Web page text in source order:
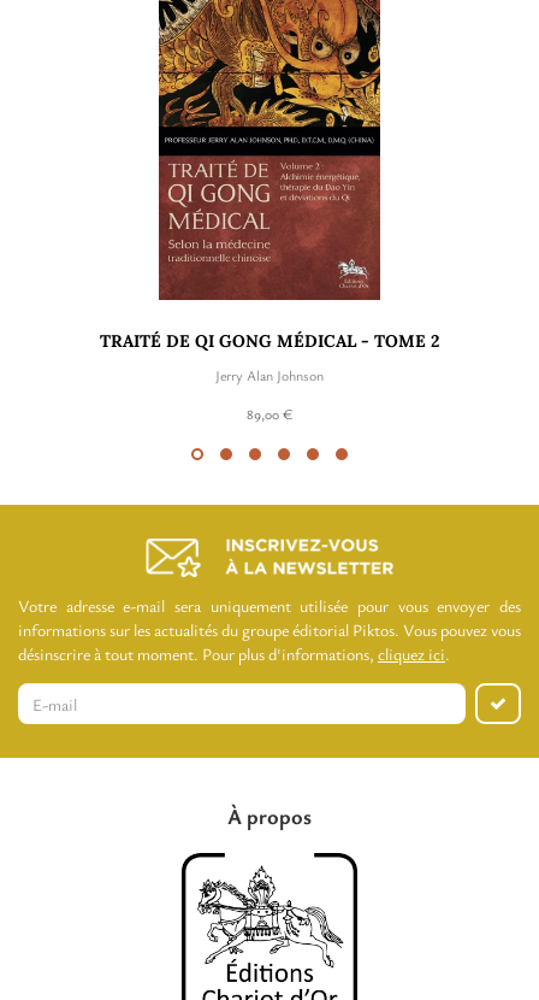
TRAITÉ DE QI GONG MÉDICAL - TOME 2
Jerry Alan Johnson
89,00 €
Votre adresse e-mail sera uniquement utilisée pour vous envoyer des
informations sur les actualités du groupe éditorial Piktos. Vous pouvez vous
désinscrire à tout moment. Pour plus d'informations, cliquez ici.
À propos